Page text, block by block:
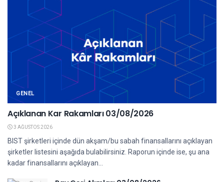
GENEL
Açıklanan Kar Rakamları 03/08/2026
3 AĞUSTOS 2026
BIST şirketleri içinde dün akşam/bu sabah finansallarını açıklayan
şirketler listesini aşağıda bulabilirsiniz. Raporun içinde ise, şu ana
kadar finansallarını açıklayan...